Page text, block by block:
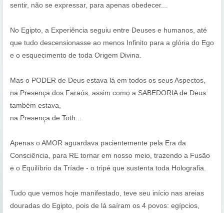
sentir, não se expressar, para apenas obedecer...
No Egipto, a Experiência seguiu entre Deuses e humanos, até
que tudo descensionasse ao menos Infinito para a glória do Ego
e o esquecimento de toda Origem Divina.
Mas o PODER de Deus estava lá em todos os seus Aspectos,
na Presença dos Faraós, assim como a SABEDORIA de Deus
também estava,
na Presença de Toth...
Apenas o AMOR aguardava pacientemente pela Era da
Consciência, para RE tornar em nosso meio, trazendo a Fusão
e o Equilíbrio da Tríade - o tripé que sustenta toda Holografia.
Tudo que vemos hoje manifestado, teve seu início nas areias
douradas do Egipto, pois de lá saíram os 4 povos: egípcios,